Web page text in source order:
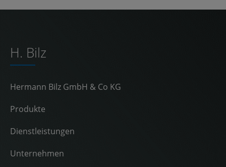
H. Bilz
Hermann Bilz GmbH & Co KG
Produkte
Dienstleistungen
Unternehmen